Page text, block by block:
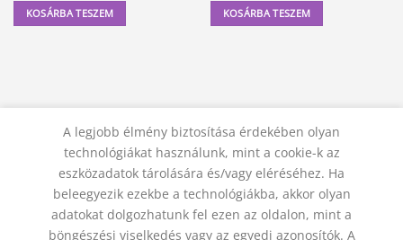
was:
1
200 Ft.
is:
990 Ft.
KOSÁRBA TESZEM was:
1
200 Ft.
is:
990 Ft.
KOSÁRBA TESZEM
KAPCSOLAT ADATVÉDELMI NYILATKOZAT
ÁSZF
JOGI NYILATKOZAT
SZÁLLÍTÁSI FELTÉTELEK
A legjobb élmény biztosítása érdekében olyan
technológiákat használunk, mint a cookie-k az
eszközadatok tárolására és/vagy eléréséhez. Ha
beleegyezik ezekbe a technológiákba, akkor olyan
adatokat dolgozhatunk fel ezen az oldalon, mint a
böngészési viselkedés vagy az egyedi azonosítók. A